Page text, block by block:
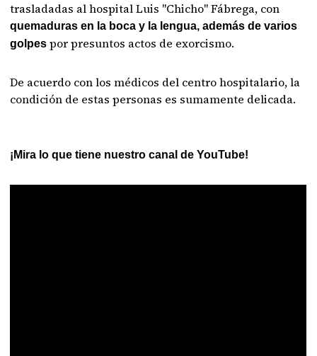
trasladadas al hospital Luis "Chicho" Fábrega, con
quemaduras en la boca y la lengua, además de varios
golpes por presuntos actos de exorcismo.
De acuerdo con los médicos del centro hospitalario, la
condición de estas personas es sumamente delicada.
¡Mira lo que tiene nuestro canal de YouTube!